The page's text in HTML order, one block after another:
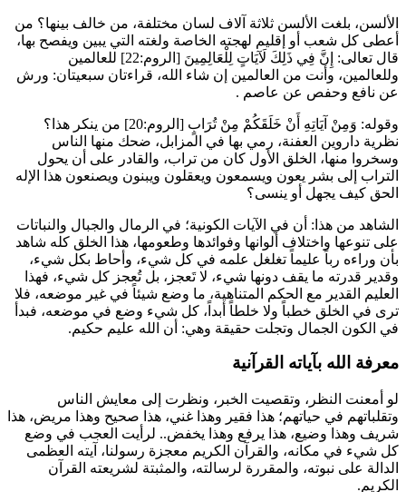
الألسن، بلغت الألسن ثلاثة آلاف لسان مختلفة، من خالف بينها؟ من
أعطى كل شعب أو إقليم لهجته الخاصة ولغته التي يبين ويفصح بها،
قال تعالى: إِنَّ فِي ذَلِكَ لَآيَاتٍ لِلْعَالِمِينَ
[الروم:22] للعالمين
وللعالمين، وأنت من العالمين إن شاء الله، قراءتان سبعيتان: ورش
عن نافع وحفص عن عاصم .
وقوله: وَمِنْ آيَاتِهِ أَنْ خَلَقَكُمْ مِنْ تُرَابٍ
[الروم:20] من ينكر هذا؟
نظرية داروين العفنة، رمي بها في المزابل، ضحك منها الناس
وسخروا منها، الخلق الأول كان من تراب، والقادر على أن يحول
التراب إلى بشر يعون ويسمعون ويعقلون ويبنون ويصنعون هذا الإله
الحق كيف يجهل أو ينسى؟
الشاهد من هذا: أن في الآيات الكونية؛ في الرمال والجبال والنباتات
على تنوعها واختلاف ألوانها وفوائدها وطعومها، هذا الخلق كله شاهد
بأن وراءه رباً عليماً تغلغل علمه في كل شيء، وأحاط بكل شيء،
وقدير قدرته ما يقف دونها شيء، لا تَعجز، بل تُعجز كل شيء، فهذا
العليم القدير مع الحكم المتناهية، ما وضع شيئاً في غير موضعه، فلا
ترى في الخلق خطباً ولا خلطاً أبداً، كل شيء وضع في موضعه، فبدأ
في الكون الجمال وتجلت حقيقة وهي: أن الله عليم حكيم.
معرفة الله بآياته القرآنية
لو أمعنت النظر، وتقصيت الخبر، ونظرت إلى معايش الناس
وتقلباتهم في حياتهم؛ هذا فقير وهذا غني، هذا صحيح وهذا مريض، هذا
شريف وهذا وضيع، هذا يرفع وهذا يخفض.. لرأيت العجب في وضع
كل شيء في مكانه، والقرآن الكريم معجزة رسولنا، آيته العظمى
الدالة على نبوته، والمقررة لرسالته، والمثبتة لشريعته القرآن
الكريم.